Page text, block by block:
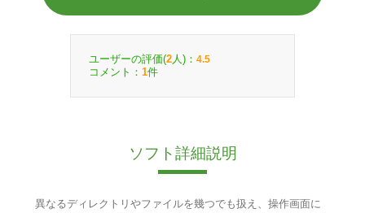
ユーザーの評価(2 人)： 4.5
コメント： 1件
ソフト詳細説明
異なるディレクトリやファイルを幾つでも扱え、操作画面に